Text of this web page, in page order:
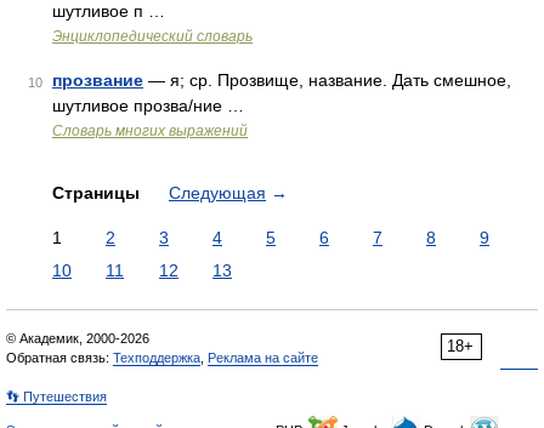
шутливое п …
Энциклопедический словарь
10 прозвание — я; ср. Прозвище, название. Дать смешное,
шутливое прозва/ние …
Словарь многих выражений
Страницы Следующая →
1 2 3 4 5 6 7 8
9
10
11 12 13
18+
© Академик, 2000-2026
Обратная связь: Техподдержка Реклама на сайте
👣 Путешествия